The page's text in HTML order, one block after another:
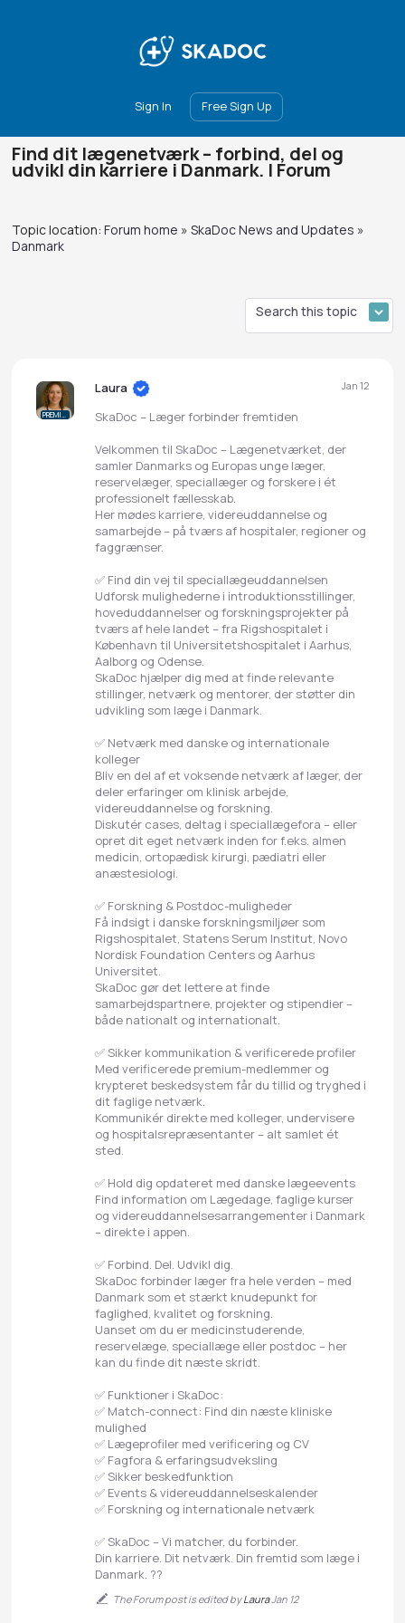
Sign In Free Sign Up
Events
Ambassadors
Find dit lægenetværk – forbind, del og
udvikl din karriere i Danmark. | Forum
Topic location: Forum home » SkaDoc News and Updates »
Danmark
Laura Jan 12
SkaDoc – Læger forbinder fremtiden
Velkommen til SkaDoc – Lægenetværket, der
samler Danmarks og Europas unge læger,
reservelæger, speciallæger og forskere i ét
professionelt fællesskab.
Her mødes karriere, videreuddannelse og
samarbejde – på tværs af hospitaler, regioner og
faggrænser.
✅ Find din vej til speciallægeuddannelsen
Udforsk mulighederne i introduktionsstillinger,
hoveduddannelser og forskningsprojekter på
tværs af hele landet – fra Rigshospitalet i
København til Universitetshospitalet i Aarhus,
Aalborg og Odense.
SkaDoc hjælper dig med at finde relevante
stillinger, netværk og mentorer, der støtter din
udvikling som læge i Danmark.
✅ Netværk med danske og internationale
kolleger
Bliv en del af et voksende netværk af læger, der
deler erfaringer om klinisk arbejde,
videreuddannelse og forskning.
Diskutér cases, deltag i speciallægefora – eller
opret dit eget netværk inden for f.eks. almen
medicin, ortopædisk kirurgi, pædiatri eller
anæstesiologi.
✅ Forskning & Postdoc-muligheder
Få indsigt i danske forskningsmiljøer som
Rigshospitalet, Statens Serum Institut, Novo
Nordisk Foundation Centers og Aarhus
Universitet.
SkaDoc gør det lettere at finde
samarbejdspartnere, projekter og stipendier –
både nationalt og internationalt.
✅ Sikker kommunikation & verificerede profiler
Med verificerede premium-medlemmer og
krypteret beskedsystem får du tillid og tryghed i
dit faglige netværk.
Kommunikér direkte med kolleger, undervisere
og hospitalsrepræsentanter – alt samlet ét
sted.
✅ Hold dig opdateret med danske lægeevents
Find information om Lægedage, faglige kurser
og videreuddannelsesarrangementer i Danmark
– direkte i appen.
✅ Forbind. Del. Udvikl dig.
SkaDoc forbinder læger fra hele verden – med
Danmark som et stærkt knudepunkt for
faglighed, kvalitet og forskning.
Uanset om du er medicinstuderende,
reservelæge, speciallæge eller postdoc – her
kan du finde dit næste skridt.
✅ Funktioner i SkaDoc:
✅ Match-connect: Find din næste kliniske
mulighed
✅ Lægeprofiler med verificering og CV
✅ Fagfora & erfaringsudveksling
✅ Sikker beskedfunktion
✅ Events & videreuddannelseskalender
✅ Forskning og internationale netværk
✅ SkaDoc – Vi matcher, du forbinder.
Din karriere. Dit netværk. Din fremtid som læge i
Danmark. ??
The Forum post is edited byLauraJan 12